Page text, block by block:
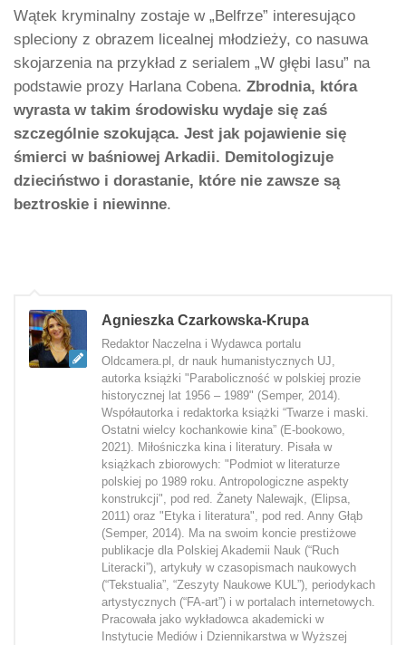
Wątek kryminalny zostaje w „Belfrze” interesująco
spleciony z obrazem licealnej młodzieży, co nasuwa
skojarzenia na przykład z serialem „W głębi lasu” na
podstawie prozy Harlana Cobena. Zbrodnia, która
wyrasta w takim środowisku wydaje się zaś
szczególnie szokująca. Jest jak pojawienie się
śmierci w baśniowej Arkadii. Demitologizuje
dzieciństwo i dorastanie, które nie zawsze są
beztroskie i niewinne.
Agnieszka Czarkowska-Krupa
Redaktor Naczelna i Wydawca portalu
Oldcamera.pl, dr nauk humanistycznych UJ,
autorka książki "Paraboliczność w polskiej prozie
historycznej lat 1956 – 1989" (Semper, 2014).
Współautorka i redaktorka książki “Twarze i maski.
Ostatni wielcy kochankowie kina” (E-bookowo,
2021). Miłośniczka kina i literatury. Pisała w
książkach zbiorowych: "Podmiot w literaturze
polskiej po 1989 roku. Antropologiczne aspekty
konstrukcji", pod red. Żanety Nalewajk, (Elipsa,
2011) oraz "Etyka i literatura", pod red. Anny Głąb
(Semper, 2014). Ma na swoim koncie prestiżowe
publikacje dla Polskiej Akademii Nauk (“Ruch
Literacki”), artykuły w czasopismach naukowych
(“Tekstualia”, “Zeszyty Naukowe KUL”), periodykach
artystycznych (“FA-art”) i w portalach internetowych.
Pracowała jako wykładowca akademicki w
Instytucie Mediów i Dziennikarstwa w Wyższej